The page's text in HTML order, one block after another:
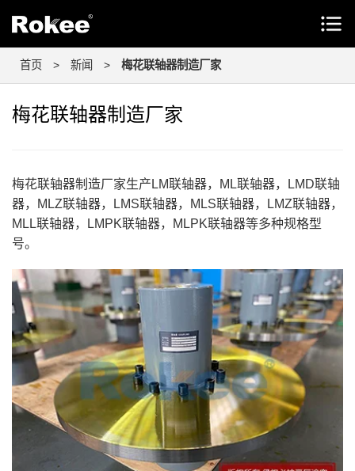
首页 > 新闻 > 梅花联轴器制造厂家
梅花联轴器制造厂家
梅花联轴器制造厂家生产LM联轴器，ML联轴器，LMD联轴
器，MLZ联轴器，LMS联轴器，MLS联轴器，LMZ联轴器，
MLL联轴器，LMPK联轴器，MLPK联轴器等多种规格型
号。